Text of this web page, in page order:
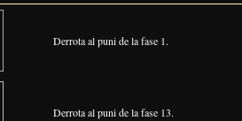
Derrota al puni de la fase 1.
Derrota al puni de la fase 13.